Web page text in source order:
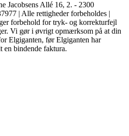
Jacobsens Allé 16, 2. - 2300
| Alle rettigheder forbeholdes |
forbehold for tryk- og korrekturfejl
Vi gør i øvrigt opmærksom på at din
Elgiganten, før Elgiganten har
en bindende faktura.